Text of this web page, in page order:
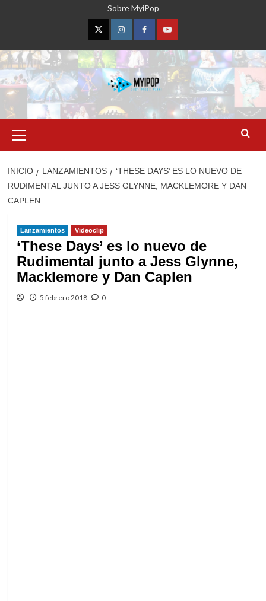
Sobre MyiPop
TwitterInstagramFacebookYouTube
primario
INICIO LANZAMIENTOS
‘THESE DAYS’ ES LO NUEVO DE
RUDIMENTAL JUNTO A JESS GLYNNE, MACKLEMORE Y DAN
CAPLEN
Lanzamientos Videoclip
‘These Days’ es lo nuevo de
Rudimental junto a Jess Glynne,
Macklemore y Dan Caplen
5 febrero 2018 0